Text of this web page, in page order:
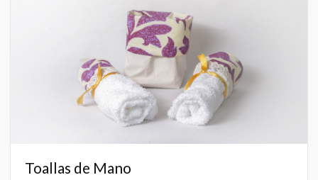
Toallas de Mano